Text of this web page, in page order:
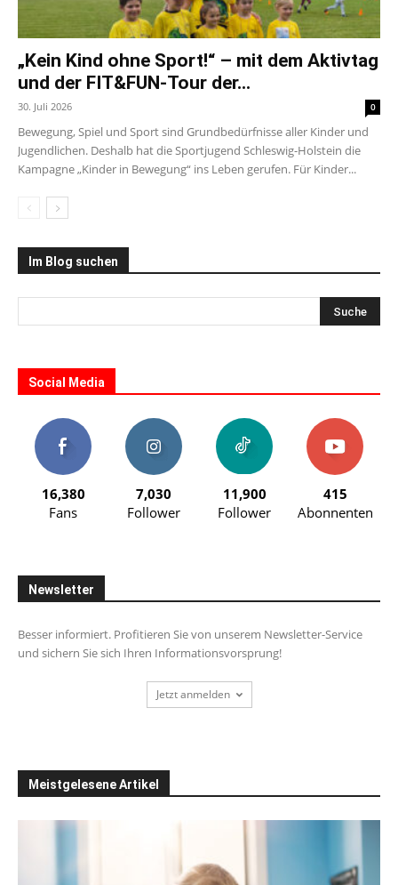
„Kein Kind ohne Sport!“ – mit dem Aktivtag
und der FIT&FUN-Tour der...
30. Juli 2026 0
Bewegung, Spiel und Sport sind Grundbedürfnisse aller Kinder und
Jugendlichen. Deshalb hat die Sportjugend Schleswig-Holstein die
Kampagne „Kinder in Bewegung“ ins Leben gerufen. Für Kinder...
Im Blog suchen
Social Media
16,380
Fans
7,030
Follower
11,900
Follower
415
Abonnenten
Newsletter
Besser informiert. Profitieren Sie von unserem Newsletter-Service
und sichern Sie sich Ihren Informationsvorsprung!
Jetzt anmelden
Meistgelesene Artikel